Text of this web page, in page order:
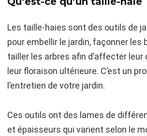
Les taille-haies sont des outils de
pour embellir le jardin, façonner les
tailler les arbres afin d’affecter
leur floraison ultérieure. C’est un
l’entretien de votre jardin.
Ces outils ont des lames de
et épaisseurs qui varient selon le